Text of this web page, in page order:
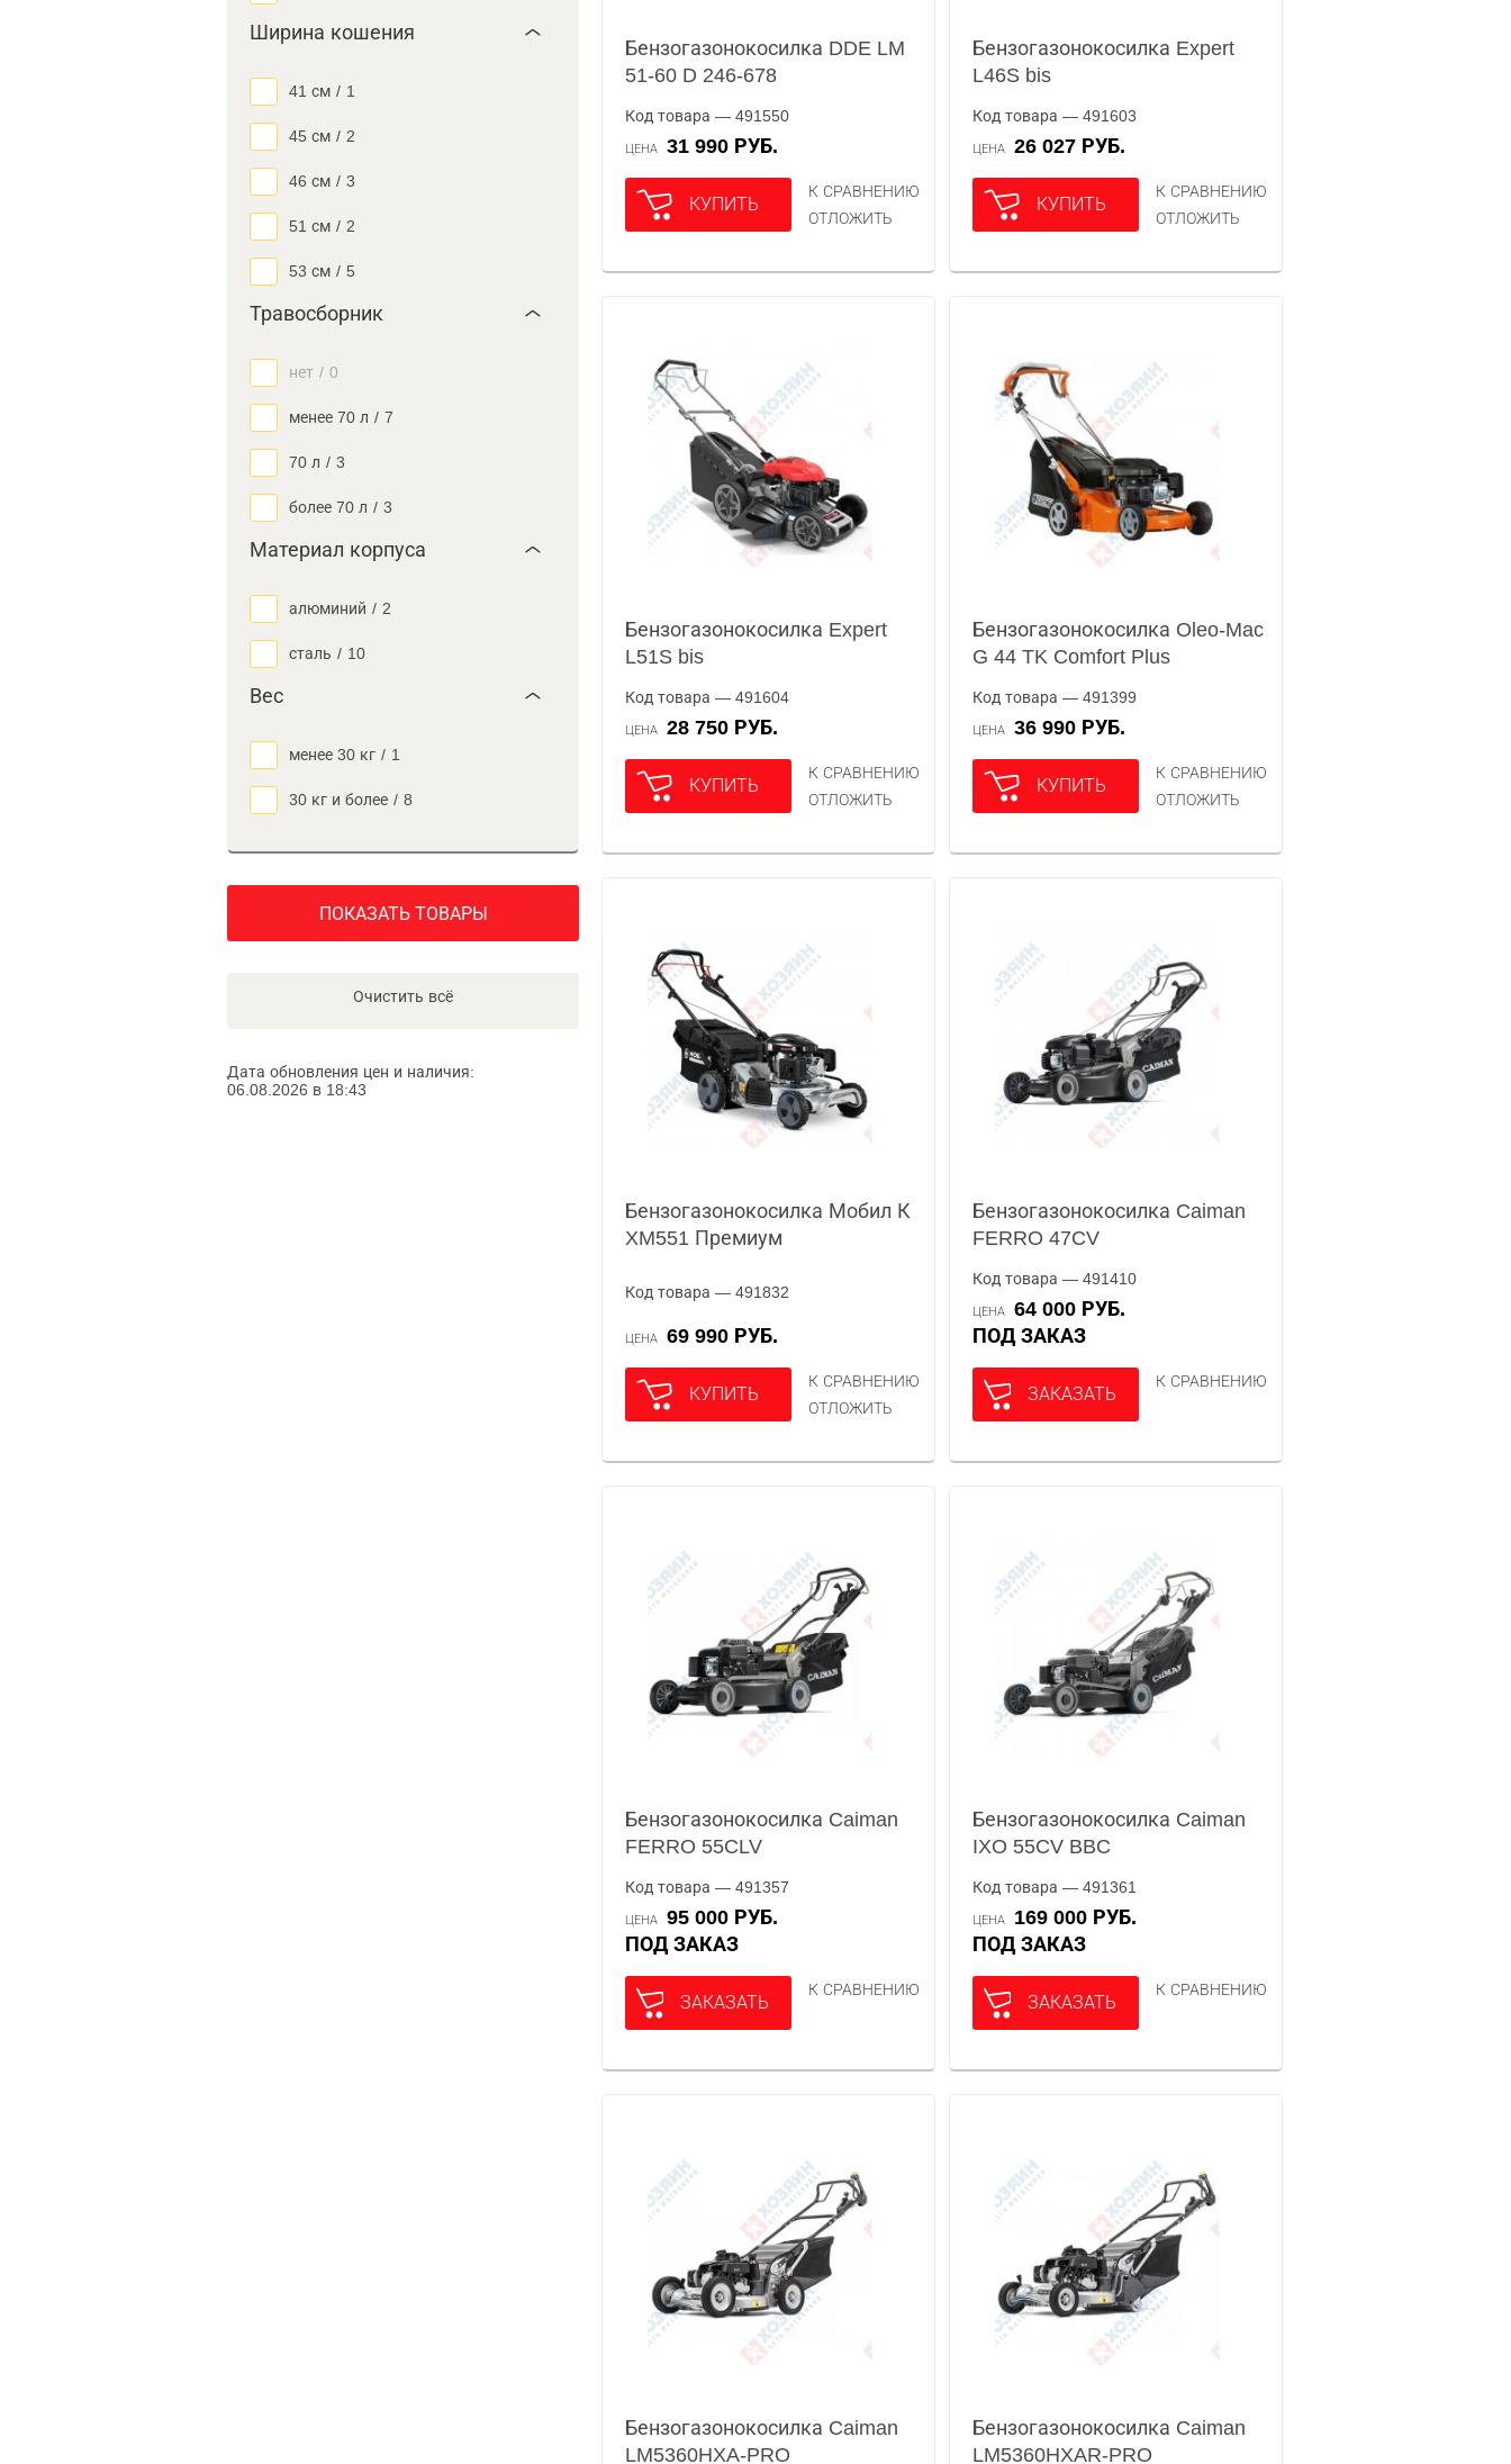
Ширина кошения
41 см / 1
45 см / 2
46 см / 3
51 см / 2
53 см / 5
Травосборник
нет / 0
менее 70 л / 7
70 л / 3
более 70 л / 3
Материал корпуса
алюминий / 2
сталь / 10
Вес
менее 30 кг / 1
30 кг и более / 8
ПОКАЗАТЬ ТОВАРЫ
Очистить всё
Дата обновления цен и наличия:
06.08.2026 в 18:43
Бензогазонокосилка DDE LM
51-60 D 246-678
Код товара — 491550
ЦЕНА 31 990 РУБ.
КУПИТЬ
К СРАВНЕНИЮ
ОТЛОЖИТЬ
Бензогазонокосилка Expert
L46S bis
Код товара — 491603
ЦЕНА 26 027 РУБ.
КУПИТЬ
К СРАВНЕНИЮ
ОТЛОЖИТЬ
Бензогазонокосилка Expert
L51S bis
Код товара — 491604
ЦЕНА 28 750 РУБ.
КУПИТЬ
К СРАВНЕНИЮ
ОТЛОЖИТЬ
Бензогазонокосилка Oleo-Mac
G 44 TK Comfort Plus
Код товара — 491399
ЦЕНА 36 990 РУБ.
КУПИТЬ
К СРАВНЕНИЮ
ОТЛОЖИТЬ
Бензогазонокосилка Мобил К
XM551 Премиум
Код товара — 491832
ЦЕНА 69 990 РУБ.
КУПИТЬ
К СРАВНЕНИЮ
ОТЛОЖИТЬ
Бензогазонокосилка Caiman
FERRO 47CV
Код товара — 491410
ЦЕНА
64 000 РУБ.
ПОД ЗАКАЗ
ЗАКАЗАТЬ
К СРАВНЕНИЮ
Бензогазонокосилка Caiman
FERRO 55CLV
Код товара — 491357
ЦЕНА
95 000 РУБ.
ПОД ЗАКАЗ
ЗАКАЗАТЬ
К СРАВНЕНИЮ
Бензогазонокосилка Caiman
IXO 55CV BBC
Код товара — 491361
ЦЕНА
169 000 РУБ.
ПОД ЗАКАЗ
ЗАКАЗАТЬ
К СРАВНЕНИЮ
Бензогазонокосилка Caiman
LM5360HXA-PRO
Бензогазонокосилка Caiman
LM5360HXAR-PRO